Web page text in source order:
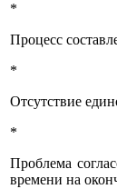
*
Процесс
*
Отсутствие
*
Проблема
времени на